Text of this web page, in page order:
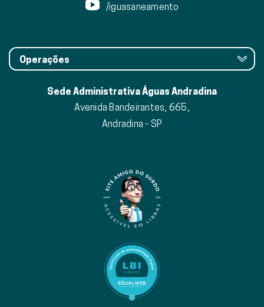
/iguasaneamento
Operações
Sede Administrativa Águas Andradina
Avenida Bandeirantes, 665,
Andradina - SP